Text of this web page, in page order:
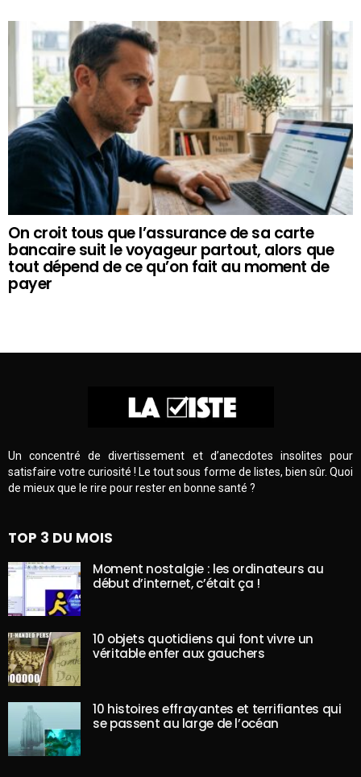
On croit tous que l’assurance de sa carte
bancaire suit le voyageur partout, alors que
tout dépend de ce qu’on fait au moment de
payer
Un concentré de divertissement et d’anecdotes insolites pour
satisfaire votre curiosité ! Le tout sous forme de listes, bien sûr. Quoi
de mieux que le rire pour rester en bonne santé ?
TOP 3 DU MOIS
Moment nostalgie : les ordinateurs au
début d’internet, c’était ça !
10 objets quotidiens qui font vivre un
véritable enfer aux gauchers
10 histoires effrayantes et terrifiantes qui
se passent au large de l’océan